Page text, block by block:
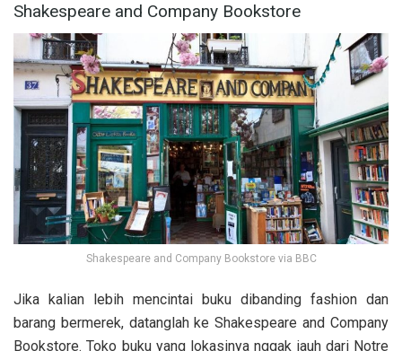
Shakespeare and Company Bookstore
Shakespeare and Company Bookstore via BBC
Jika kalian lebih mencintai buku dibanding fashion dan
barang bermerek, datanglah ke Shakespeare and Company
Bookstore. Toko buku yang lokasinya nggak jauh dari Notre